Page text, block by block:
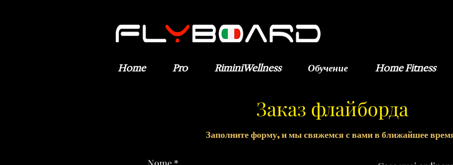
Home Pro RiminiWellness Обучение Home Fitness
Заказ флайборда
Заполните форму, и мы свяжемся с вами в ближайшее